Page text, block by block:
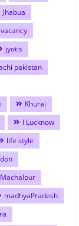
Jhabua
vacancy
jyotis
pakistan
Khurai
l Lucknow
life style
Machalpur
madhyaPradesh